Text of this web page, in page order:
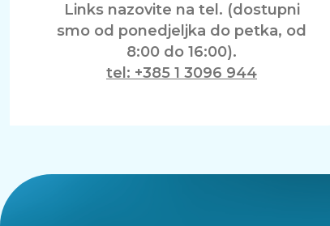
Links nazovite na tel. (dostupni
smo od ponedjeljka do petka, od
8:00 do 16:00).
tel: +385 1 3096 944